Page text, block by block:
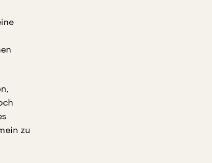
zu